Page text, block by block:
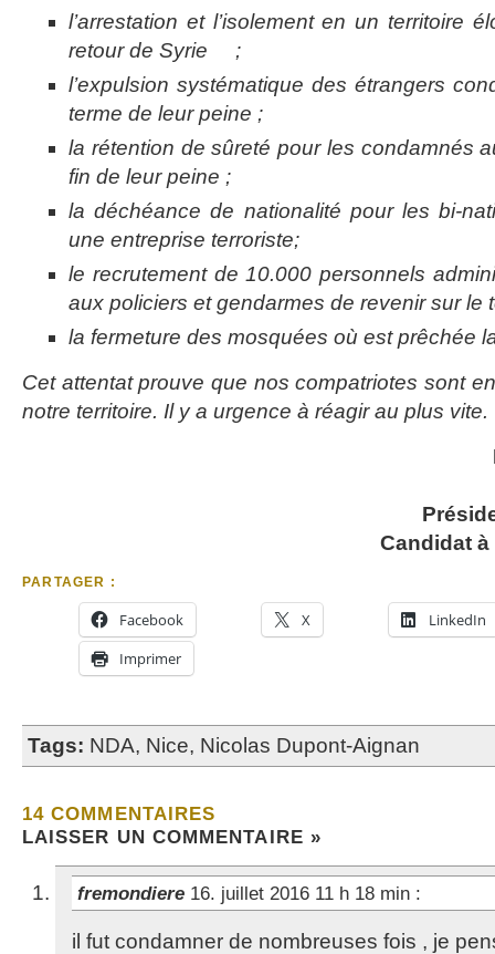
l’arrestation et l’isolement en un territoire
retour de Syrie ;
l’expulsion systématique des étrangers
terme de leur peine ;
la rétention de sûreté pour les condamnés
fin de leur peine ;
la déchéance de nationalité pour les bi-
une entreprise terroriste;
le recrutement de 10.000 personnels
aux policiers et gendarmes de revenir sur
la fermeture des mosquées où est prêchée
Cet attentat prouve que nos compatriotes sont
notre territoire. Il y a urgence à réagir au plus vite.
Candidat
PARTAGER :
Facebook X
LinkedIn
Imprimer
Tags: NDA, Nice, Nicolas Dupont-Aignan
14 COMMENTAIRES
LAISSER UN COMMENTAIRE »
fremondiere 16. juillet 2016 11 h 18 min :
il fut condamner de nombreuses fois , je